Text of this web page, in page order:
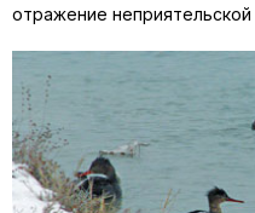
отражение неприятельской